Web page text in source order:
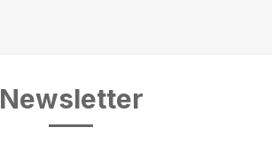
Newsletter